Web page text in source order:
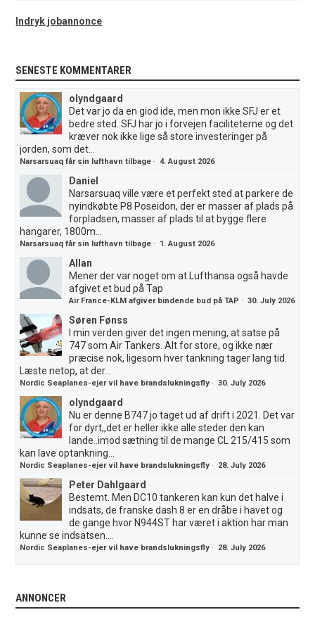
Indryk jobannonce
SENESTE KOMMENTARER
olyndgaard
Det var jo da en giod ide, men mon ikke SFJ er et
bedre sted..SFJ har jo i forvejen faciliteterne og det
kræver nok ikke lige så store investeringer på
jorden, som det...
Narsarsuaq får sin lufthavn tilbage ·4. August 2026
Daniel
Narsarsuaq ville være et perfekt sted at parkere de
nyindkøbte P8 Poseidon, der er masser af plads på
forpladsen, masser af plads til at bygge flere
hangarer, 1800m...
Narsarsuaq får sin lufthavn tilbage · 1. August 2026
Allan
Mener der var noget om at Lufthansa også havde
afgivet et bud på Tap
Air France-KLM afgiver bindende bud på TAP ·30. July 2026
Søren Fønss
I min verden giver det ingen mening, at satse på
747 som Air Tankers. Alt for store, og ikke nær
præcise nok, ligesom hver tankning tager lang tid.
Læste netop, at der...
Nordic Seaplanes-ejer vil have brandslukningsfly ·30. July 2026
olyndgaard
Nu er denne B747 jo taget ud af drift i 2021. Det var
for dyrt,,det er heller ikke alle steder den kan
lande..imod sætning til de mange CL 215/415 som
kan lave optankning...
Nordic Seaplanes-ejer vil have brandslukningsfly · 28. July 2026
Peter Dahlgaard
Bestemt. Men DC10 tankeren kan kun det halve i
indsats, de franske dash 8 er en dråbe i havet og
de gange hvor N944ST har været i aktion har man
kunne se indsatsen....
Nordic Seaplanes-ejer vil have brandslukningsfly · 28. July 2026
ANNONCER